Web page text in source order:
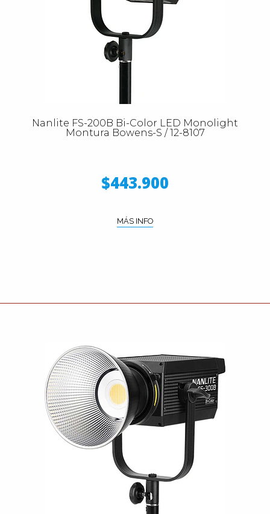
Nanlite FS-200B Bi-Color LED Monolight
Montura Bowens-S / 12-8107
$443.900
MÁS INFO